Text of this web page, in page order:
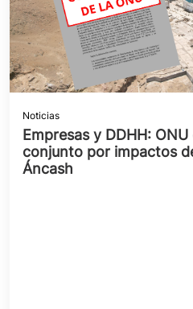
Noticias
Empresas y DDHH:
conjunto por impactos
Áncash